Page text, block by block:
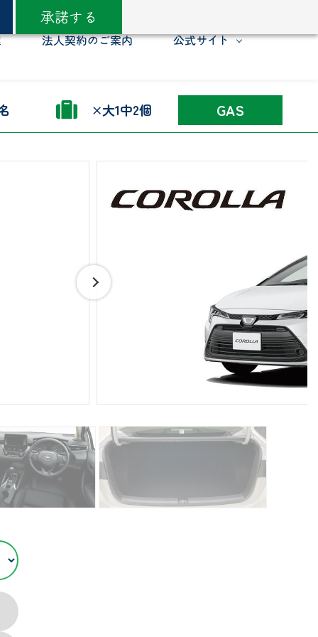
承諾する
法人契約のご案内 公式サイト
×大1中2個 GAS